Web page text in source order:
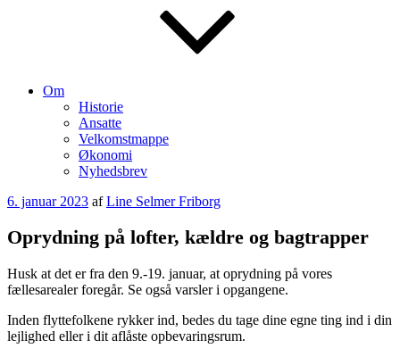
Om
Historie
Ansatte
Velkomstmappe
Økonomi
Nyhedsbrev
Udgivet
6. januar 2023 afLine Selmer Friborg
Oprydning på lofter, kældre og bagtrapper
Husk at det er fra den 9.-19. januar, at oprydning på vores
fællesarealer foregår. Se også varsler i opgangene.
Inden flyttefolkene rykker ind, bedes du tage dine egne ting ind i din
lejlighed eller i dit aflåste opbevaringsrum.